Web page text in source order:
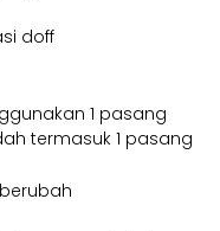
doff
1 pasang
termasuk 1 pasang